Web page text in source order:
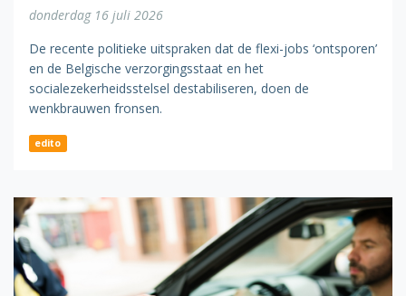
donderdag 16 juli 2026
De recente politieke uitspraken dat de flexi-jobs ‘ontsporen’
en de Belgische verzorgingsstaat en het
socialezekerheidsstelsel destabiliseren, doen de
wenkbrauwen fronsen.
edito